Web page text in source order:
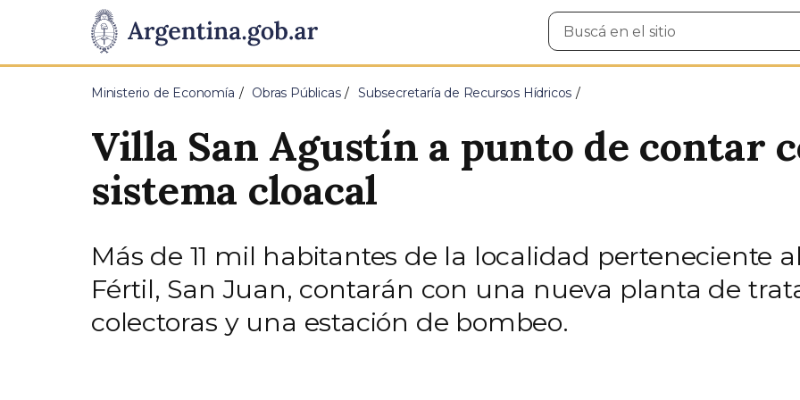
Presidencia
de
Pasar al contenido principal
Buscar
en
Ministerio de Economía Obras Públicas Subsecretaría de Recursos Hídricos
Villa San Agustín a punto de contar
sistema cloacal
Más de 11 mil habitantes de la localidad perteneciente
Fértil, San Juan, contarán con una nueva planta de
colectoras y una estación de bombeo.